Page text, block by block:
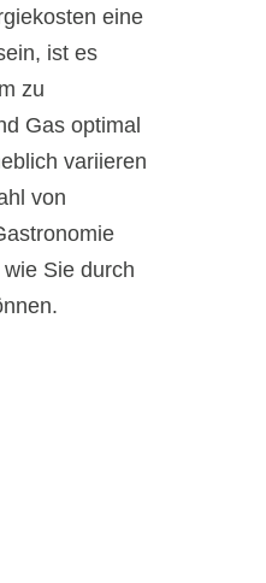
eine
ist es
zu
Gas optimal
variieren
von
Sie durch